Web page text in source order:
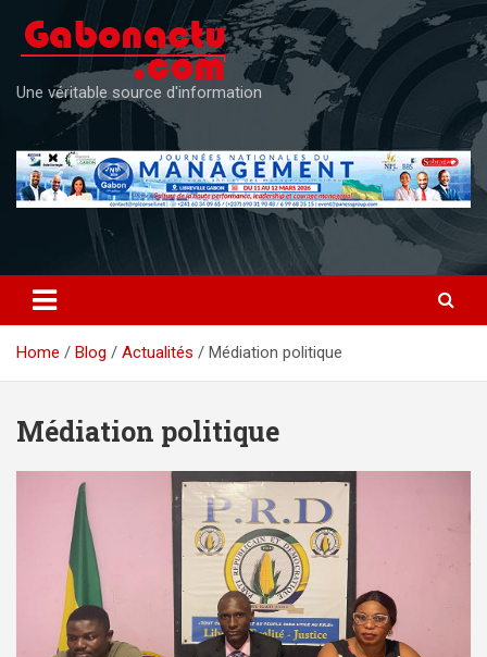
content
Une véritable source d'information
Home Blog Actualités Médiation politique
Médiation politique